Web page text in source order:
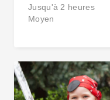
Jusqu'à 2 heures
Moyen